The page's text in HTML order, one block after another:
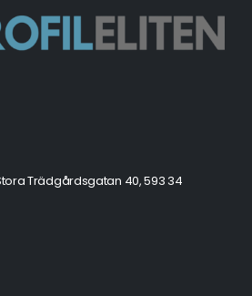
Trädgårdsgatan 40, 593 34